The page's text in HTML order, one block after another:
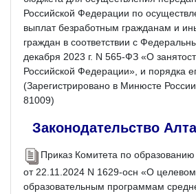
Российской Федерации по
выплат безработным гражданам и
граждан в соответствии с
декабря 2023 г. N 565-ФЗ «О
Российской Федерации», и порядка
(Зарегистрировано в Минюсте
81009)
Законодательство
Приказ Комитета по
от 22.11.2024 N 1629-осн «О
образовательным программам